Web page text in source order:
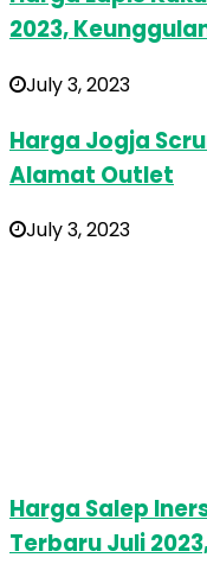
2023,
July 3, 2023
Harga Jogja
Alamat Outlet
July 3, 2023
Harga Salep
Terbaru Juli